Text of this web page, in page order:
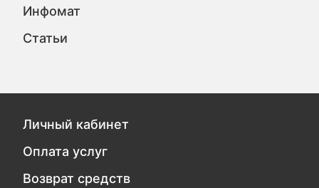
Инфомат
Статьи
Личный кабинет
Оплата услуг
Возврат средств